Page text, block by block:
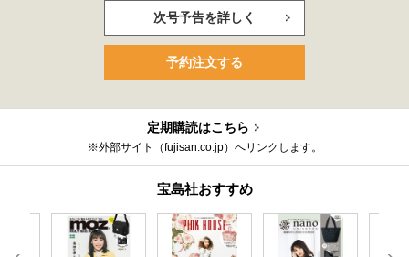
次号予告を詳しく
予約注文する
定期購読はこちら
※外部サイト（fujisan.co.jp）へリンクします。
宝島社おすすめ